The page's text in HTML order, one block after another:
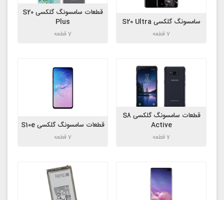
سامسونگ گلکسی S20 Ultra
7 قطعه
قطعات سامسونگ گلکسی S20
Plus
7 قطعه
قطعات سامسونگ گلکسی S8
Active
7 قطعه
قطعات سامسونگ گلکسی S10e
7 قطعه